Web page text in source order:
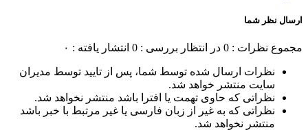
ارسال نظر شما
مجموع نظرات : 0 در انتظار بررسی : 0 انتشار یافته : ۰
نظرات ارسال شده توسط شما، پس از تایید توسط مدیران
سایت منتشر خواهد شد.
نظراتی که حاوی تهمت یا افترا باشد منتشر نخواهد شد.
نظراتی که به غیر از زبان فارسی یا غیر مرتبط با خبر باشد
منتشر نخواهد شد.